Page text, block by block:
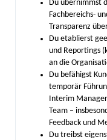
Du übernimmst
Fachbereichs-
Transparenz
Du etablierst
und Reportings
an die
Du befähigst
temporär
Interim
Team –
Feedback und
Du treibst